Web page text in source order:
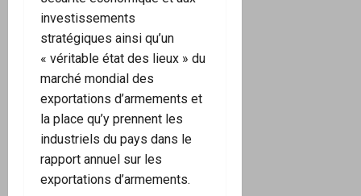
investissements
stratégiques ainsi qu’un
« véritable état des lieux » du
marché mondial des
exportations d’armements et
la place qu’y prennent les
industriels du pays dans le
rapport annuel sur les
exportations d’armements.